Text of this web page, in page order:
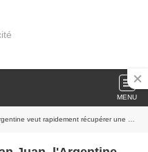
MENU
rapidement récupérer une capacité sous-marine